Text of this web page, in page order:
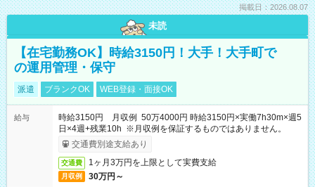
掲載日：2026.08.07
未読
【在宅勤務OK】時給3150円！大手！大手町で
の運用管理・保守
派遣 ブランクOK WEB登録・面接OK
給与
時給3150円 月収例 50万4000円 時給3150円×実働7h30m×週5
日×4週+残業10h ※月収例を保証するものではありません。
交通費別途支給あり
交通費 1ヶ月3万円を上限として実費支給
月収例 30万円～